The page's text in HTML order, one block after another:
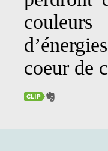
coeur de